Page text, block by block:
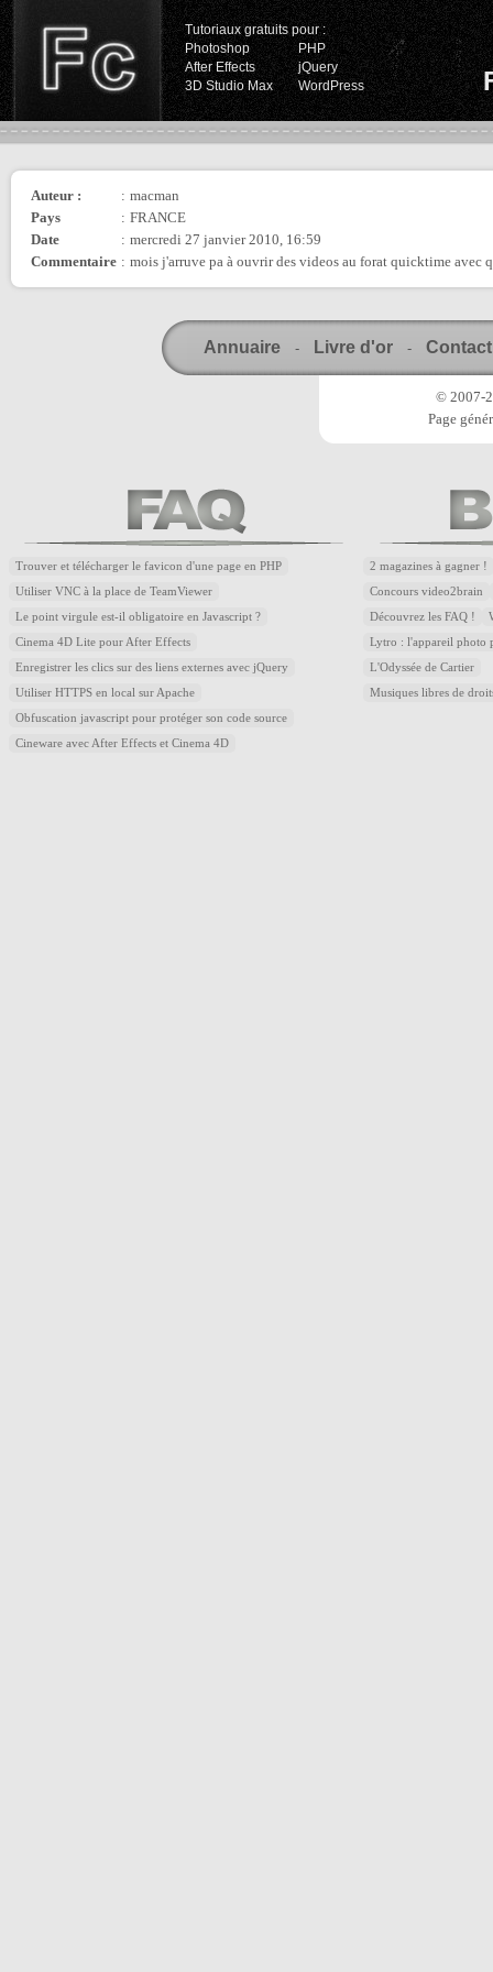
Tutoriaux gratuits pour :
Photoshop
PHP
After Effects
jQuery
3D Studio Max
WordPress
Auteur : : macman
Pays
: FRANCE
Date
: mercredi 27 janvier 2010, 16:59
Commentaire : mois j'arruve pa à ouvrir des videos au forat quicktime avec
Annuaire - Livre d'or - Contact
© 2007-
Page
Trouver et télécharger le favicon d'une page en PHP
Utiliser VNC à la place de TeamViewer
Le point virgule est-il obligatoire en Javascript ?
Cinema 4D Lite pour After Effects
Enregistrer les clics sur des liens externes avec jQuery
Utiliser HTTPS en local sur Apache
Obfuscation javascript pour protéger son code source
Cineware avec After Effects et Cinema 4D
2 magazines à gagner !
Concours video2brain
Découvrez les FAQ !
Lytro : l'appareil photo
L'Odyssée de Cartier
Musiques libres de